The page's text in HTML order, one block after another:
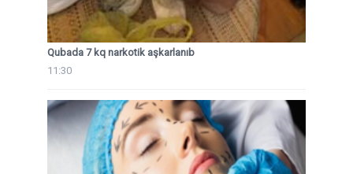
Qubada 7 kq narkotik aşkarlanıb
11:30